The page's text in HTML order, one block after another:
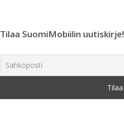
Tilaa SuomiMobiilin uutiskirje!